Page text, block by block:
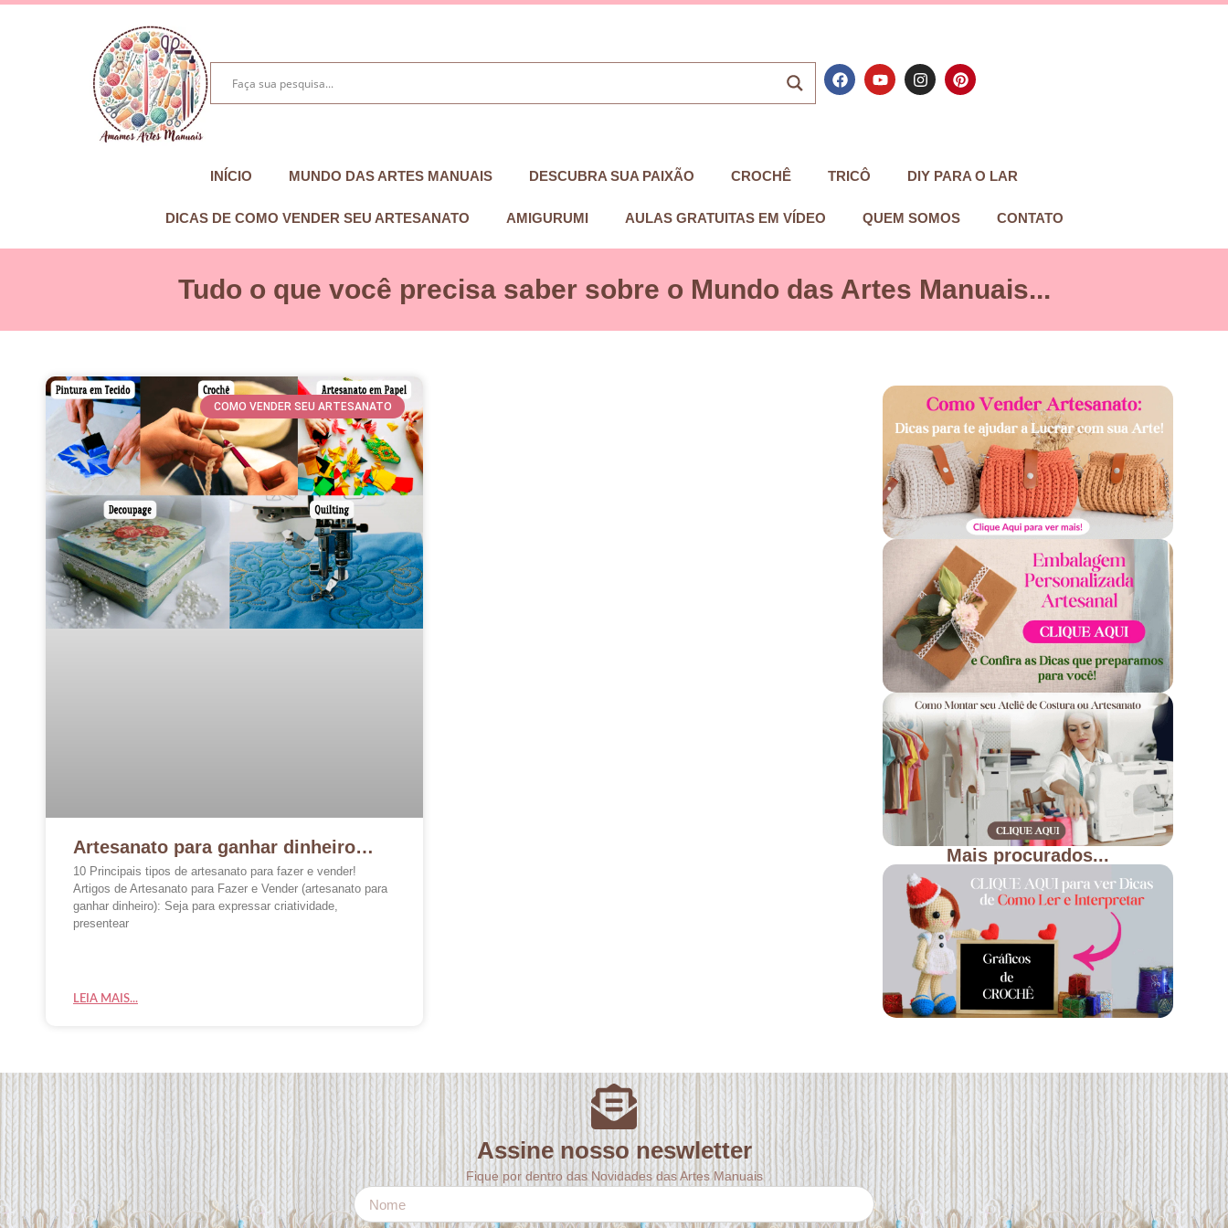
INÍCIO MUNDO DAS ARTES MANUAIS DESCUBRA SUA PAIXÃO CROCHÊ TRICÔ DIY PARA O LAR
DICAS DE COMO VENDER SEU ARTESANATO AMIGURUMI AULAS GRATUITAS EM VÍDEO QUEM SOMOS CONTATO
Tudo o que você precisa saber sobre o Mundo das Artes Manuais...
COMO VENDER SEU ARTESANATO
Artesanato para ganhar dinheiro…
10 Principais tipos de artesanato para fazer e vender!
Artigos de Artesanato para Fazer e Vender (artesanato para
ganhar dinheiro): Seja para expressar criatividade,
presentear
LEIA MAIS...
Mais procurados...
Assine nosso neswletter
Fique por dentro das Novidades das Artes Manuais